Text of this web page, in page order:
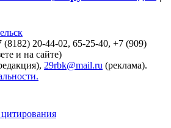
20-44-02, 65-25-40, +7 (909)
и на сайте)
29rbk@mail.ru (реклама).